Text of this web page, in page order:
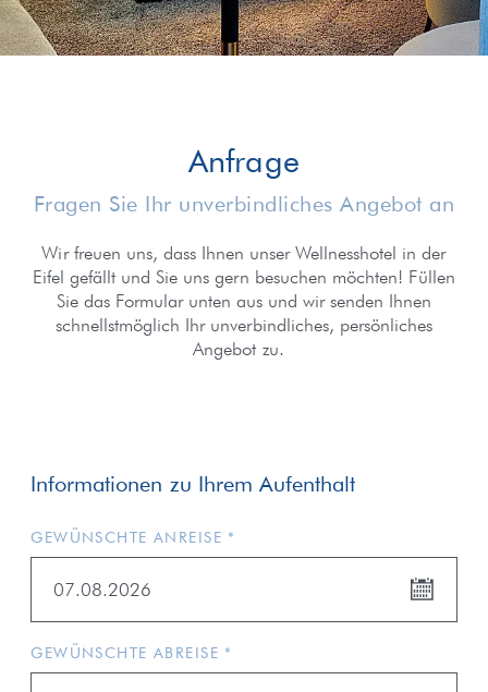
Anfrage
Fragen Sie Ihr unverbindliches Angebot an
Wir freuen uns, dass Ihnen unser Wellnesshotel in der
Eifel gefällt und Sie uns gern besuchen möchten! Füllen
Sie das Formular unten aus und wir senden Ihnen
schnellstmöglich Ihr unverbindliches, persönliches
Angebot zu.
Informationen zu Ihrem Aufenthalt
GEWÜNSCHTE ANREISE *
07.08.2026
GEWÜNSCHTE ABREISE *